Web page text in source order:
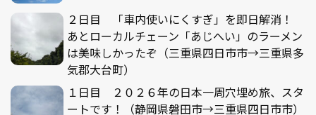
２日目 「車内使いにくすぎ」を即日解消！
あとローカルチェーン「あじへい」のラーメン
は美味しかったぞ（三重県四日市市→三重県多
気郡大台町）
１日目 ２０２６年の日本一周穴埋め旅、スタ
ートです！（静岡県磐田市→三重県四日市市）